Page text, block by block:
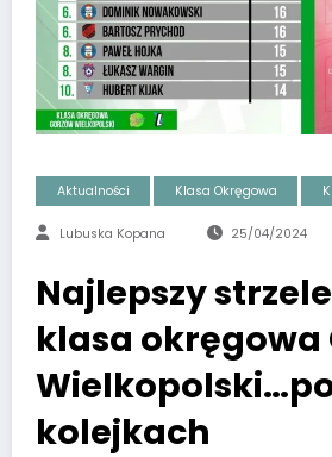
Aktualności Klasa Okręgowa
Lubuska Kopana 25/04/2024
Najlepszy
klasa okręgowa
Wielkopolski…po
kolejkach